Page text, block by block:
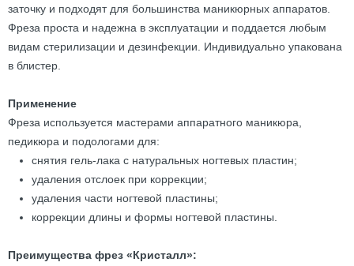
заточку и подходят для большинства маникюрных аппаратов.
Фреза проста и надежна в эксплуатации и поддается любым
видам стерилизации и дезинфекции. Индивидуально упакована
в блистер.
Применение
Фреза используется мастерами аппаратного маникюра,
педикюра и подологами для:
снятия гель-лака с натуральных ногтевых пластин;
удаления отслоек при коррекции;
удаления части ногтевой пластины;
коррекции длины и формы ногтевой пластины.
Преимущества фрез «Кристалл»: